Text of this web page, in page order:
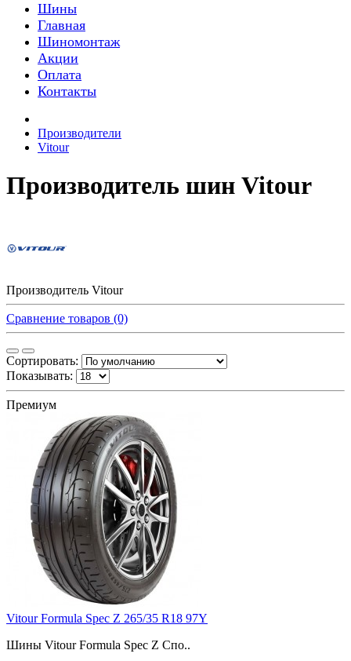
Шины
Главная
Шиномонтаж
Акции
Оплата
Контакты
Производители
Vitour
Производитель шин Vitour
Производитель Vitour
Сравнение товаров (0)
Сортировать:
Показывать:
Премиум
Vitour Formula Spec Z 265/35 R18 97Y
Шины Vitour Formula Spec Z Спо..